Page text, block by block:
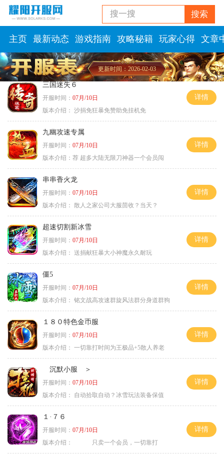
搜一搜 搜索
主页 最新动态 游戏指南 攻略秘籍 玩家心得 文章
更新时间：2026-02-03
三国迷失６
开服时间： 07月/10日
版本介绍： 沙捐免狂暴免赞助免挂机免
详情
九幽攻速专属
开服时间： 07月/10日
版本介绍： 荐 超多大陆无限刀神器一个会员闯
详情
串串香火龙
开服时间： 07月/10日
版本介绍： 散人之家公司大服茴收？当天？
详情
超速切割新冰雪
开服时间： 07月/10日
版本介绍： 送捐献狂暴大小神魔永久耐玩
详情
僵5
开服时间： 07月/10日
版本介绍： 铭文战高攻速群旋风法群分身道群狗
详情
１８０特色金币服
开服时间： 07月/10日
版本介绍： 一切靠打时间为王极品+5散人养老
详情
沉默小服 ＞
开服时间： 07月/10日
版本介绍：
自动拾取自动？冰雪玩法装备保值
详情
１·７６
开服时间： 07月/10日
版本介绍：
只卖一个会员，一切靠打
详情